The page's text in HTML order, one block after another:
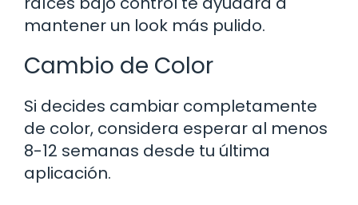
mantener un look más pulido.
Cambio de Color
Si decides cambiar completamente
de color, considera esperar al menos
8-12 semanas desde tu última
aplicación.